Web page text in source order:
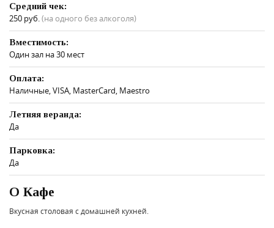
Средний чек:
250 руб.(на одного без алкоголя)
Вместимость:
Один зал на 30 мест
Оплата:
Наличные, VISA, MasterCard, Maestro
Летняя веранда:
Да
Парковка:
Да
О Кафе
Вкусная столовая с домашней кухней.